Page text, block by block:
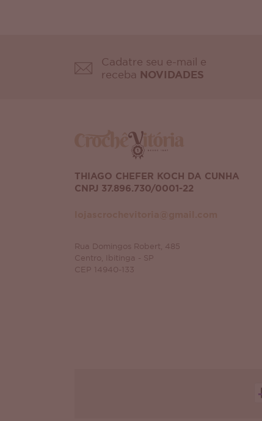
Cadatre seu e-mail e
receba
NOVIDADES
THIAGO CHEFER KOCH DA CUNHA
CNPJ 37.896.730/0001-22
Rua Domingos Robert, 485
Centro, Ibitinga - SP
CEP 14940-133